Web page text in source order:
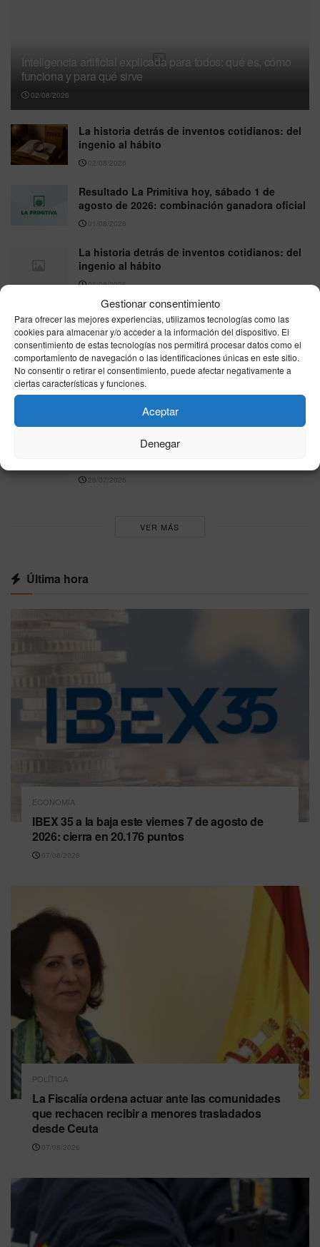
Gestionar consentimiento
Para ofrecer las mejores experiencias, utilizamos tecnologías como las
cookies para almacenar y/o acceder a la información del dispositivo. El
consentimiento de estas tecnologías nos permitirá procesar datos como el
comportamiento de navegación o las identificaciones únicas en este sitio.
No consentir o retirar el consentimiento, puede afectar negativamente a
ciertas características y funciones.
Aceptar
Denegar
Inteligencia artificial explicada para todos: qué es, cómo
funciona y para qué sirve
02/08/2026
La historia detrás de inventos cotidianos: del
ingenio al hábito
02/08/2026
Resultado La Primitiva hoy, sábado 1 de
agosto de 2026: combinación ganadora oficial
01/08/2026
La historia detrás de inventos cotidianos: del
ingenio al hábito
01/08/2026
Europa eleva la presión sobre Sánchez por
Ceuta: Meloni amenaza con Schengen y el PPE
denuncia un “efecto llamada”
31/07/2026
Trucos de cocina para principiantes: atajos
Cómo quitar las manchas más difíciles de la
26/07/2026
VER MÁS
Última hora
ECONOMÍA
IBEX 35 a la baja este viernes 7 de agosto de
2026: cierra en 20.176 puntos
07/08/2026
POLÍTICA
La Fiscalía ordena actuar ante las comunidades
que rechacen recibir a menores trasladados
desde Ceuta
07/08/2026